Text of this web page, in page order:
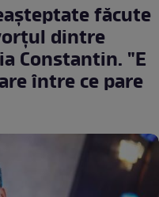
făcute
dintre
Constantin. "E
între ce pare